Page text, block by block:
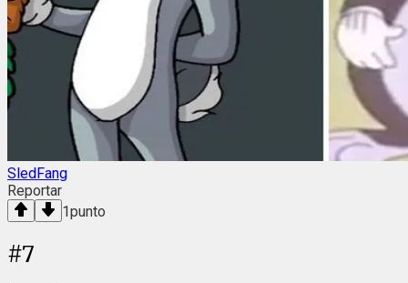
SledFang
Reportar
1punto
#7